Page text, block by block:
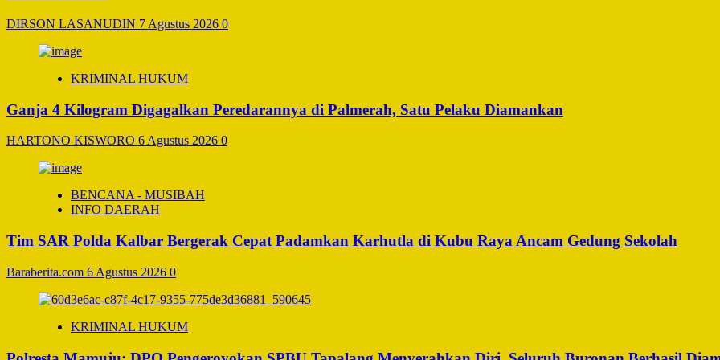
DIRSON LASANUDIN 7 Agustus 2026 0
KRIMINAL HUKUM
Ganja 4 Kilogram Digagalkan Peredarannya di Palmerah, Satu Pelaku Diamankan
HARTONO KISWORO 6 Agustus 2026 0
BENCANA - MUSIBAH
INFO DAERAH
Tim SAR Polda Kalbar Bergerak Cepat Padamkan Karhutla di Kubu Raya Ancam Gedung Sekolah
Baraberita.com 6 Agustus 2026 0
KRIMINAL HUKUM